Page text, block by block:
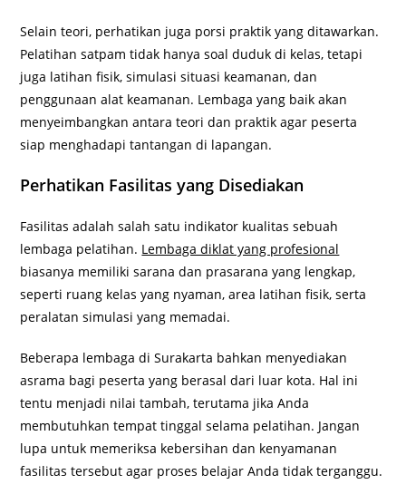
Selain teori, perhatikan juga porsi praktik yang ditawarkan.
Pelatihan satpam tidak hanya soal duduk di kelas, tetapi
juga latihan fisik, simulasi situasi keamanan, dan
penggunaan alat keamanan. Lembaga yang baik akan
menyeimbangkan antara teori dan praktik agar peserta
siap menghadapi tantangan di lapangan.
Perhatikan Fasilitas yang Disediakan
Fasilitas adalah salah satu indikator kualitas sebuah
lembaga pelatihan. Lembaga diklat yang profesional
biasanya memiliki sarana dan prasarana yang lengkap,
seperti ruang kelas yang nyaman, area latihan fisik, serta
peralatan simulasi yang memadai.
Beberapa lembaga di Surakarta bahkan menyediakan
asrama bagi peserta yang berasal dari luar kota. Hal ini
tentu menjadi nilai tambah, terutama jika Anda
membutuhkan tempat tinggal selama pelatihan. Jangan
lupa untuk memeriksa kebersihan dan kenyamanan
fasilitas tersebut agar proses belajar Anda tidak terganggu.